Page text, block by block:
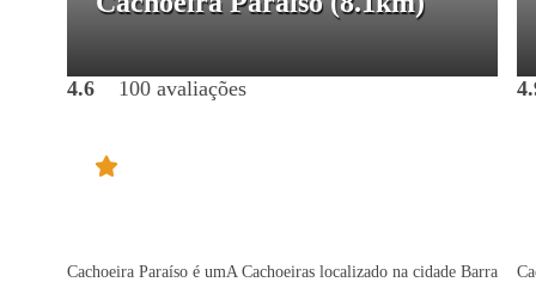
4.6 100 avaliações
Cachoeira Paraíso é umA Cachoeiras localizado na cidade Barra